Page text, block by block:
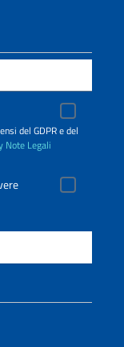
del GDPR e del
Note Legali